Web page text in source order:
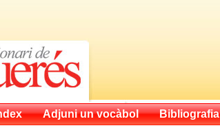
Adjuni un vocàbol Bibliografia